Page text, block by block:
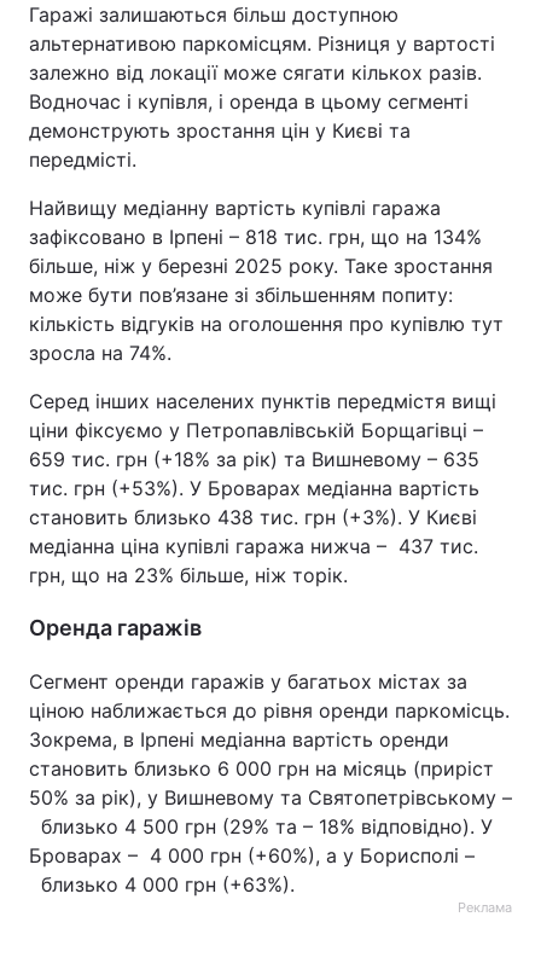
Гаражі залишаються більш доступною
альтернативою паркомісцям. Різниця у вартості
залежно від локації може сягати кількох разів.
Водночас і купівля, і оренда в цьому сегменті
демонструють зростання цін у Києві та
передмісті.
Найвищу медіанну вартість купівлі гаража
зафіксовано в Ірпені – 818 тис. грн, що на 134%
більше, ніж у березні 2025 року. Таке зростання
може бути пов’язане зі збільшенням попиту:
кількість відгуків на оголошення про купівлю тут
зросла на 74%.
Серед інших населених пунктів передмістя вищі
ціни фіксуємо у Петропавлівській Борщагівці –
659 тис. грн (+18% за рік) та Вишневому – 635
тис. грн (+53%). У Броварах медіанна вартість
становить близько 438 тис. грн (+3%). У Києві
медіанна ціна купівлі гаража нижча – 437 тис.
грн, що на 23% більше, ніж торік.
Оренда гаражів
Сегмент оренди гаражів у багатьох містах за
ціною наближається до рівня оренди паркомісць.
Зокрема, в Ірпені медіанна вартість оренди
становить близько 6 000 грн на місяць (приріст
50% за рік), у Вишневому та Святопетрівському –
близько 4 500 грн (29% та – 18% відповідно). У
Броварах – 4 000 грн (+60%), а у Борисполі –
близько 4 000 грн (+63%).
Реклама